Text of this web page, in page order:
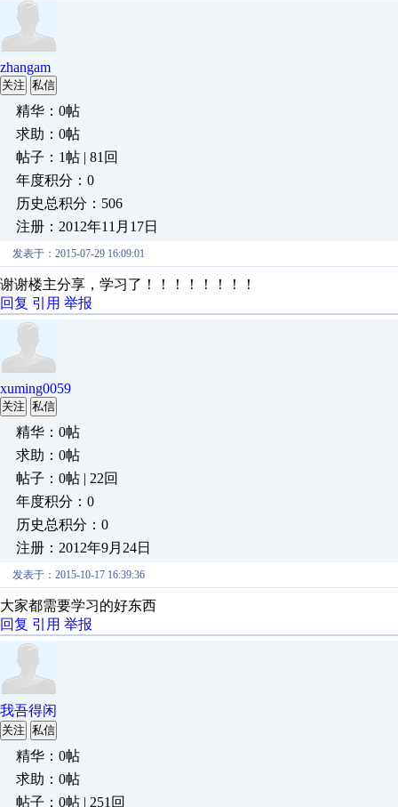
zhangam
关注 私信
精华：0帖
求助：0帖
帖子：1帖 | 81回
年度积分：0
历史总积分：506
注册：2012年11月17日
发表于：2015-07-29 16:09:01
谢谢楼主分享，学习了！！！！！！！！
回复 引用 举报
xuming0059
关注 私信
精华：0帖
求助：0帖
帖子：0帖 | 22回
年度积分：0
历史总积分：0
注册：2012年9月24日
发表于：2015-10-17 16:39:36
大家都需要学习的好东西
回复 引用 举报
我吾得闲
关注 私信
精华：0帖
求助：0帖
帖子：0帖 | 251回